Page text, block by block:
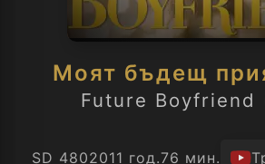
Моят бъдещ
Future Boyfriend
SD 4802011 год.76 мин.